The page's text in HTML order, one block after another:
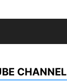
CHANNEL